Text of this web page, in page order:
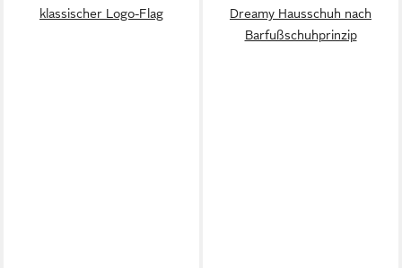
klassischer Logo-Flag
Dreamy Hausschuh nach
Barfußschuhprinzip